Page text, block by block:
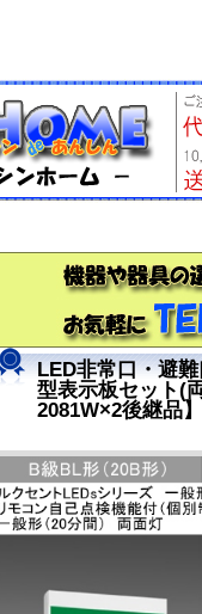
LED非常口・避
型表示板セット(
2081W×2後継品】